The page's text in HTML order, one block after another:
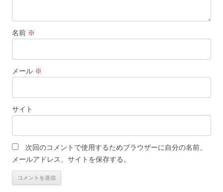
名前 ※
メール ※
サイト
次回のコメントで使用するためブラウザーに自分の名前、
メールアドレス、サイトを保存する。